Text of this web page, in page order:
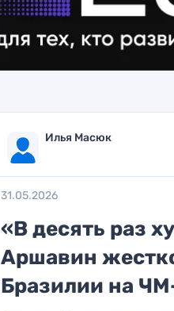
Илья Масюк
31.05.2026
«В десять раз
Аршавин
Бразилии на